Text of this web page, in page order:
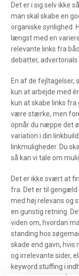
Det er i sig selv ikke
man skal skabe en
organiske synlighed.
længst med en
relevante links fra
debatter, advertorials
En af de fejltagelser,
kun at arbejde med
kun at skabe links
være stærke, men
opnår du næppe det
variation i din
linkmuligheder. Du
så kan vi tale om
Det er ikke svært at
fra. Det er til gengæld
med høj relevans og
en gunstig retning.
viden om, hvordan
standing hos
skade end gavn, hvis
og irrelevante sider,
keyword stuffing i